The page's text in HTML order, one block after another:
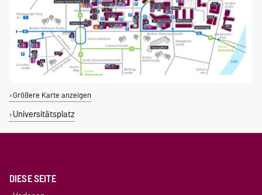
Größere Karte anzeigen
Universitätsplatz
DIESE SEITE